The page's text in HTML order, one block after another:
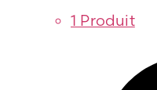
1 Produit